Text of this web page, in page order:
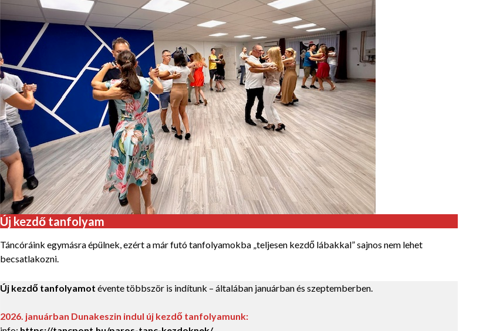
Új kezdő tanfolyam
Táncóráink egymásra épülnek, ezért a már futó tanfolyamokba „teljesen kezdő lábakkal” sajnos nem lehet
becsatlakozni.
Új kezdő tanfolyamot évente többször is indítunk – általában januárban és szeptemberben.
2026. januárban Dunakeszin indul új kezdő tanfolyamunk: